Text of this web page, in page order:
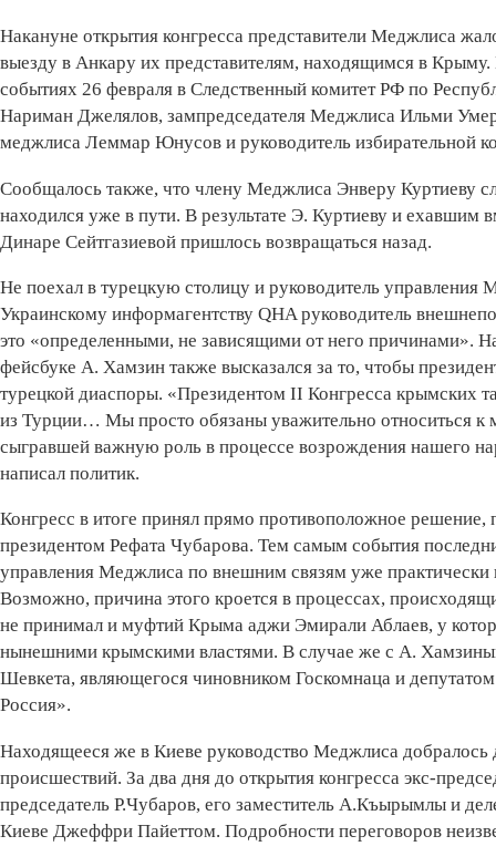
Накануне открытия конгресса представители Меджлиса
выезду в Анкару их представителям, находящимся в
событиях 26 февраля в Следственный комитет РФ по
Нариман Джелялов, зампредседателя Меджлиса Ильми
меджлиса Леммар Юнусов и руководитель избирательной
Сообщалось также, что члену Меджлиса Энверу Куртиеву
находился уже в пути. В результате Э. Куртиеву и
Динаре Сейтгазиевой пришлось возвращаться назад.
Не поехал в турецкую столицу и руководитель
Украинскому информагентству QHA руководитель
это «определенными, не зависящими от него причинами».
фейсбуке А. Хамзин также высказался за то, чтобы
турецкой диаспоры. «Президентом II Конгресса крымских
из Турции… Мы просто обязаны уважительно относиться к
сыгравшей важную роль в процессе возрождения нашего
написал политик.
Конгресс в итоге принял прямо противоположное
президентом Рефата Чубарова. Тем самым события
управления Меджлиса по внешним связям уже
Возможно, причина этого кроется в процессах,
не принимал и муфтий Крыма аджи Эмирали Аблаев, у
нынешними крымскими властями. В случае же с А.
Шевкета, являющегося чиновником Госкомнаца и
Россия».
Находящееся же в Киеве руководство Меджлиса
происшествий. За два дня до открытия конгресса экс-
председатель Р.Чубаров, его заместитель А.Къырымлы и
Киеве Джеффри Пайеттом. Подробности переговоров